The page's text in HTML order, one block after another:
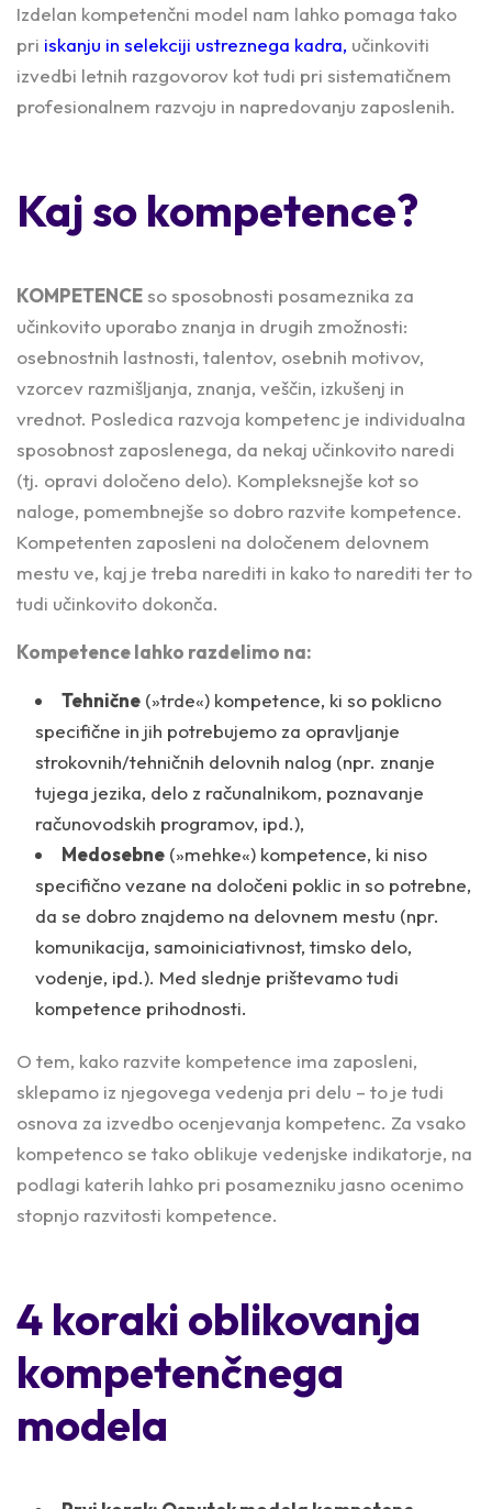
Izdelan kompetenčni model nam lahko pomaga tako
pri iskanju in selekciji ustreznega kadra, učinkoviti
izvedbi letnih razgovorov kot tudi pri sistematičnem
profesionalnem razvoju in napredovanju zaposlenih.
Kaj so kompetence?
KOMPETENCE so sposobnosti posameznika za
učinkovito uporabo znanja in drugih zmožnosti:
osebnostnih lastnosti, talentov, osebnih motivov,
vzorcev razmišljanja, znanja, veščin, izkušenj in
vrednot. Posledica razvoja kompetenc je individualna
sposobnost zaposlenega, da nekaj učinkovito naredi
(tj. opravi določeno delo). Kompleksnejše kot so
naloge, pomembnejše so dobro razvite kompetence.
Kompetenten zaposleni na določenem delovnem
mestu ve, kaj je treba narediti in kako to narediti ter to
tudi učinkovito dokonča.
Kompetence lahko razdelimo na:
Tehnične (»trde«) kompetence, ki so poklicno
specifične in jih potrebujemo za opravljanje
strokovnih/tehničnih delovnih nalog (npr. znanje
tujega jezika, delo z računalnikom, poznavanje
računovodskih programov, ipd.),
Medosebne (»mehke«) kompetence, ki niso
specifično vezane na določeni poklic in so potrebne,
da se dobro znajdemo na delovnem mestu (npr.
komunikacija, samoiniciativnost, timsko delo,
vodenje, ipd.). Med slednje prištevamo tudi
kompetence prihodnosti.
O tem, kako razvite kompetence ima zaposleni,
sklepamo iz njegovega vedenja pri delu – to je tudi
osnova za izvedbo ocenjevanja kompetenc. Za vsako
kompetenco se tako oblikuje vedenjske indikatorje, na
podlagi katerih lahko pri posamezniku jasno ocenimo
stopnjo razvitosti kompetence.
4 koraki oblikovanja
kompetenčnega
modela